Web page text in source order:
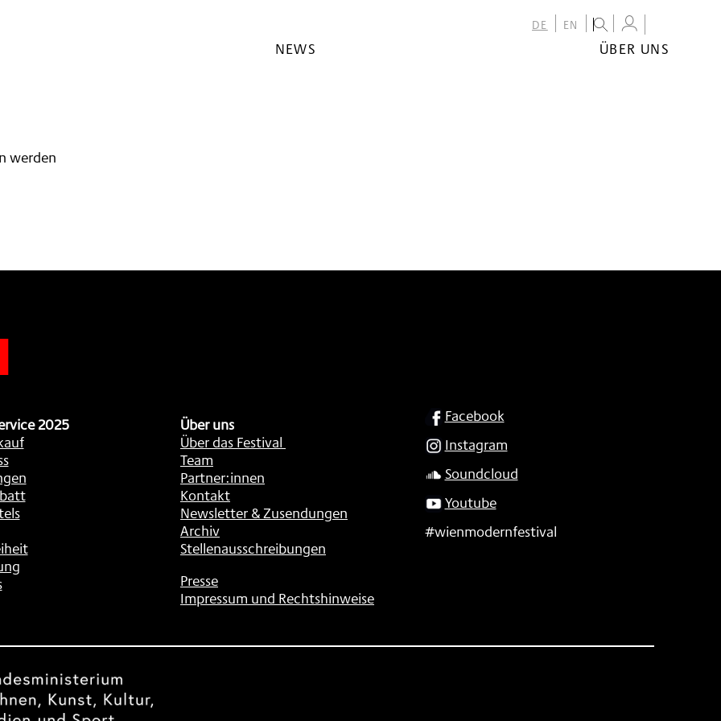
DE EN
NEWS
ÜBER UNS
werden
2025
Über uns
Über das Festival
Team
Partner:innen
Kontakt
Newsletter & Zusendungen
Archiv
Stellenausschreibungen
Presse
Impressum und Rechtshinweise
SOCIAL
Facebook
Instagram
Soundcloud
Youtube
#wienmodernfestival